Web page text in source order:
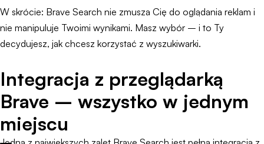
W skrócie: Brave Search nie zmusza Cię do oglądania reklam i
nie manipuluje Twoimi wynikami. Masz wybór – i to Ty
decydujesz, jak chcesz korzystać z wyszukiwarki.
Integracja z przeglądarką
Brave – wszystko w jednym
miejscu